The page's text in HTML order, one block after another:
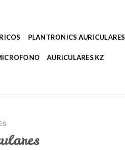
PLANTRONICS AURICULARES
AURICULARES KZ